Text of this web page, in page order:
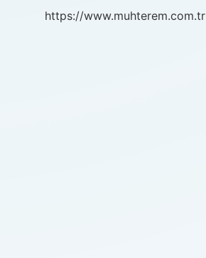
https://www.muhterem.com.tr